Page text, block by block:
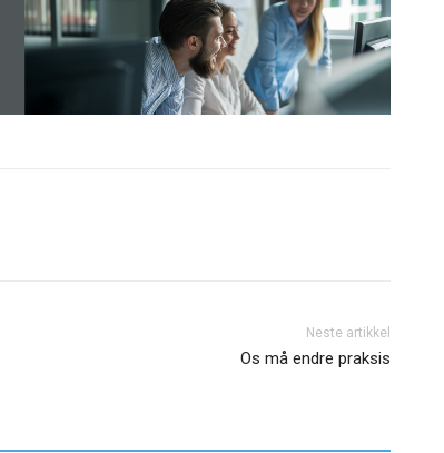
Neste artikkel
Os må endre praksis